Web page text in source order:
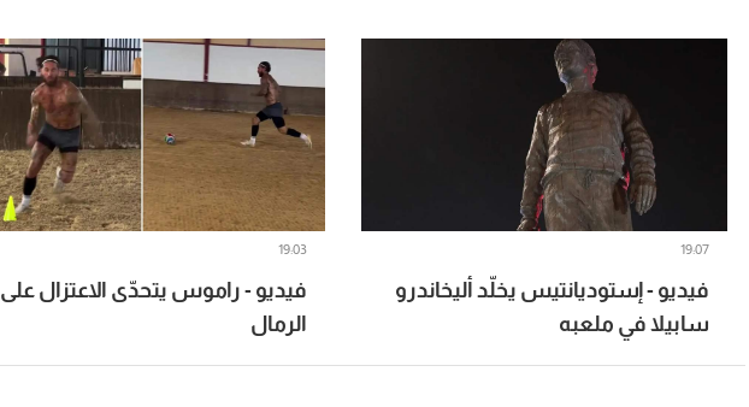
فيديو - إستوديانتيس يخلّد أليخاندرو
سابيلا في ملعبه
19:07
فيديو - راموس يتحدّى الاعتزال على
الرمال
19:03